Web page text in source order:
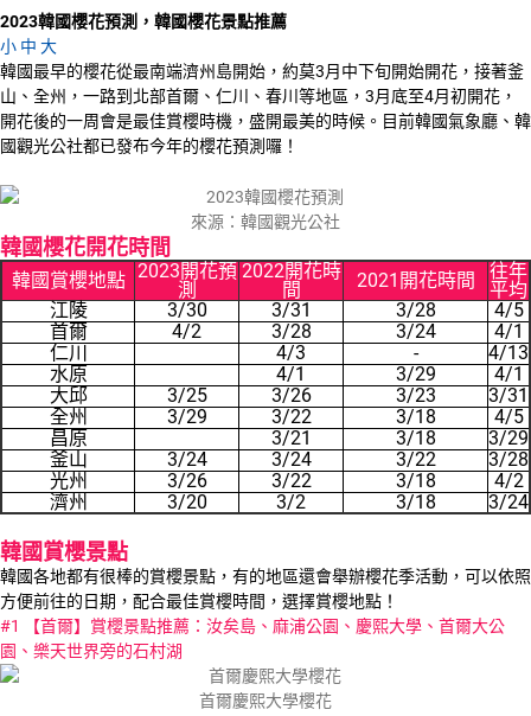
2023韓國櫻花預測，韓國櫻花景點推薦
小 中 大
韓國最早的櫻花從最南端濟州島開始，約莫3月中下旬開始開花，接著釜
山、全州，一路到北部首爾、仁川、春川等地區，3月底至4月初開花，
開花後的一周會是最佳賞櫻時機，盛開最美的時候。目前韓國氣象廳、韓
國觀光公社都已發布今年的櫻花預測囉！
來源：韓國觀光公社
韓國櫻花開花時間
韓國賞櫻地點 2023開花預
測
2022開花時
間
2021開花時間
往年
平均
江陵
3/30 3/31 3/28
4/5
首爾
4/2 3/28 3/24
4/1
仁川
4/3 -
4/13
水原
4/1 3/29
4/1
大邱
3/25 3/26 3/23
3/31
全州
3/29 3/22 3/18
4/5
昌原
3/21 3/18
3/29
釜山
3/24 3/24 3/22
3/28
光州
3/26 3/22 3/18
4/2
濟州
3/20 3/2 3/18 3/24
韓國賞櫻景點
韓國各地都有很棒的賞櫻景點，有的地區還會舉辦櫻花季活動，可以依照
方便前往的日期，配合最佳賞櫻時間，選擇賞櫻地點！
#1 【首爾】賞櫻景點推薦：汝矣島、麻浦公園、慶熙大學、首爾大公
園、樂天世界旁的石村湖
首爾慶熙大學櫻花